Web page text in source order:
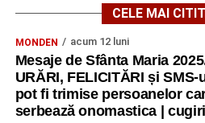
CELE MAI
MONDEN acum 12 luni
Mesaje de Sfânta Maria
URĂRI, FELICITĂRI și SMS-
pot fi trimise persoanelor
serbează onomastica |